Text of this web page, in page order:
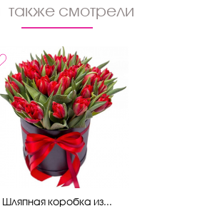
также смотрели
Шляпная коробка из...